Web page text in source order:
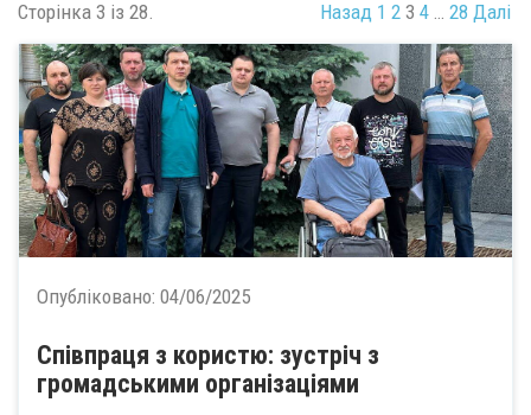
Сторінка 3 із 28. Назад 1 2 3 4 … 28 Далі
Опубліковано: 04/06/2025
Співпраця з користю: зустріч з
громадськими організаціями